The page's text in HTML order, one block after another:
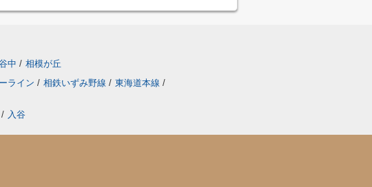
中 / 相模が丘
ライン / 相鉄いずみ野線 / 東海道本線 /
/ 入谷